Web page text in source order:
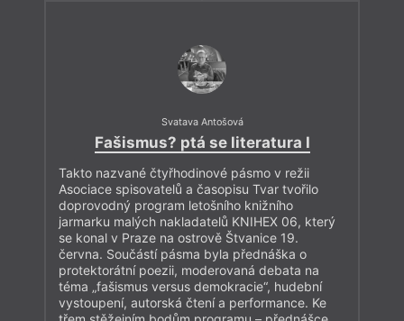
Svatava Antošová
Fašismus? ptá se literatura I
Takto nazvané čtyřhodinové pásmo v režii
Asociace spisovatelů a časopisu Tvar tvořilo
doprovodný program letošního knižního
jarmarku malých nakladatelů KNIHEX 06, který
se konal v Praze na ostrově Štvanice 19.
června. Součástí pásma byla přednáška o
protektorátní poezii, moderovaná debata na
téma „fašismus versus demokracie“, hudební
vystoupení, autorská čtení a performance. Ke